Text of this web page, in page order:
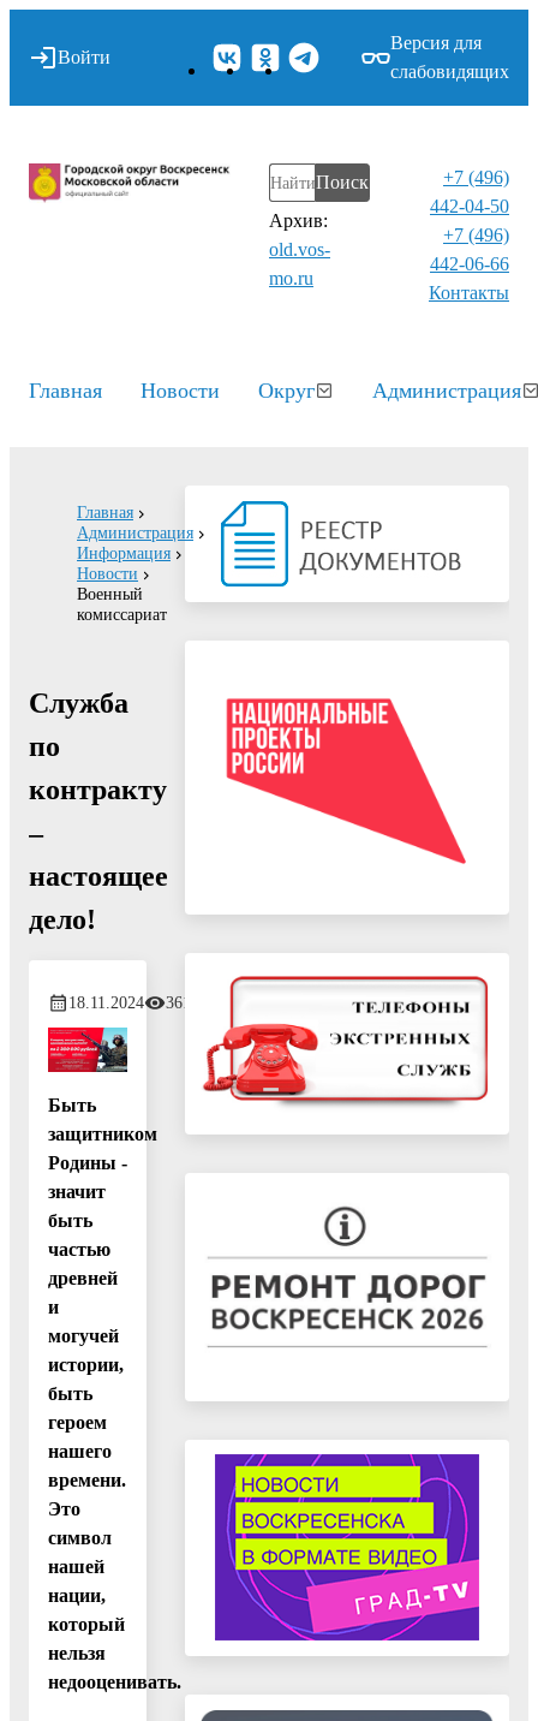
Войти
Версия для
слабовидящих
Поиск
Архив:
old.vos-
mo.ru
+7 (496)
442-04-50
+7 (496)
442-06-66
Контакты⁠
Главная Новости Округ Администрация
Главная
Администрация
Информация
Новости
Военный
комиссариат
Служба
по
контракту
–
настоящее
дело!
18.11.2024 361
Быть
защитником
Родины -
значит
быть
частью
древней
и
могучей
истории,
быть
героем
нашего
времени.
Это
символ
нашей
нации,
который
нельзя
недооценивать.